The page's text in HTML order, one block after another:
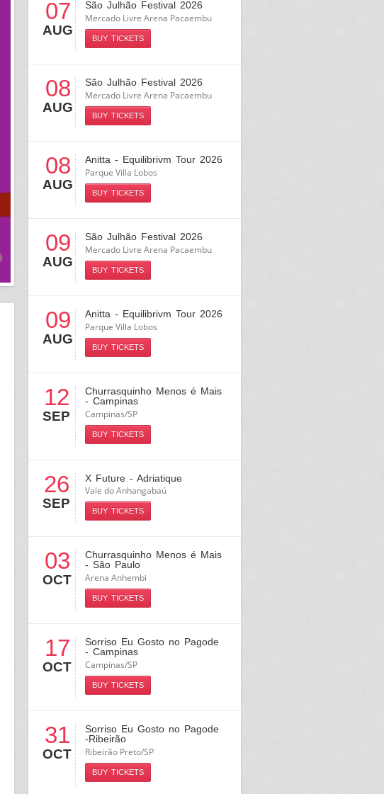
07
AUG
São Julhão Festival 2026
Mercado Livre Arena Pacaembu
BUY TICKETS
08
AUG
São Julhão Festival 2026
Mercado Livre Arena Pacaembu
BUY TICKETS
08
AUG
Anitta - Equilibrivm Tour 2026
Parque Villa Lobos
BUY TICKETS
09
AUG
São Julhão Festival 2026
Mercado Livre Arena Pacaembu
BUY TICKETS
09
AUG
Anitta - Equilibrivm Tour 2026
Parque Villa Lobos
BUY TICKETS
12
SEP
Churrasquinho Menos é Mais
- Campinas
Campinas/SP
BUY TICKETS
26
SEP
X Future - Adriatique
Vale do Anhangabaú
BUY TICKETS
03
OCT
Churrasquinho Menos é Mais
- São Paulo
Arena Anhembi
BUY TICKETS
17
OCT
Sorriso Eu Gosto no Pagode
- Campinas
Campinas/SP
BUY TICKETS
31
OCT
Sorriso Eu Gosto no Pagode
-Ribeirão
Ribeirão Preto/SP
BUY TICKETS